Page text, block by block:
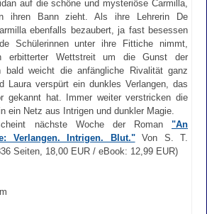
auf die schöne und mysteriöse Carmilla,
ihren Bann zieht. Als ihre Lehrerin De
ebenfalls bezaubert, ja fast besessen
Schülerinnen unter ihre Fittiche nimmt,
erbitterter Wettstreit um die Gunst der
bald weicht die anfängliche Rivalität ganz
Laura verspürt ein dunkles Verlangen, das
gekannt hat. Immer weiter verstricken die
ein Netz aus Intrigen und dunkler Magie.
nächste Woche der Roman "An
Verlangen. Intrigen. Blut."Von S. T.
Seiten, 18,00 EUR / eBook: 12,99 EUR)